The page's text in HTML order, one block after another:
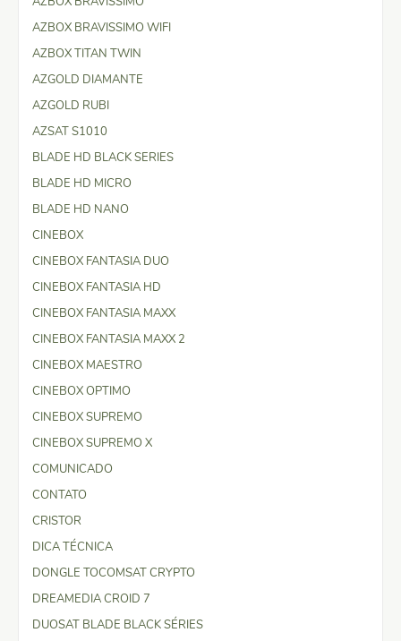
AZBOX BRAVISSIMO WIFI
AZBOX TITAN TWIN
AZGOLD DIAMANTE
AZGOLD RUBI
AZSAT S1010
BLADE HD BLACK SERIES
BLADE HD MICRO
BLADE HD NANO
CINEBOX
CINEBOX FANTASIA DUO
CINEBOX FANTASIA HD
CINEBOX FANTASIA MAXX
CINEBOX FANTASIA MAXX 2
CINEBOX MAESTRO
CINEBOX OPTIMO
CINEBOX SUPREMO
CINEBOX SUPREMO X
COMUNICADO
CONTATO
CRISTOR
DICA TÉCNICA
DONGLE TOCOMSAT CRYPTO
DREAMEDIA CROID 7
DUOSAT BLADE BLACK SÉRIES